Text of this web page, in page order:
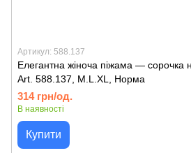
Артикул: 588.137
Елегантна жіноча піжама — сорочка
Art. 588.137, M.L.XL, Норма
314 грн/од.
В наявності
Купити